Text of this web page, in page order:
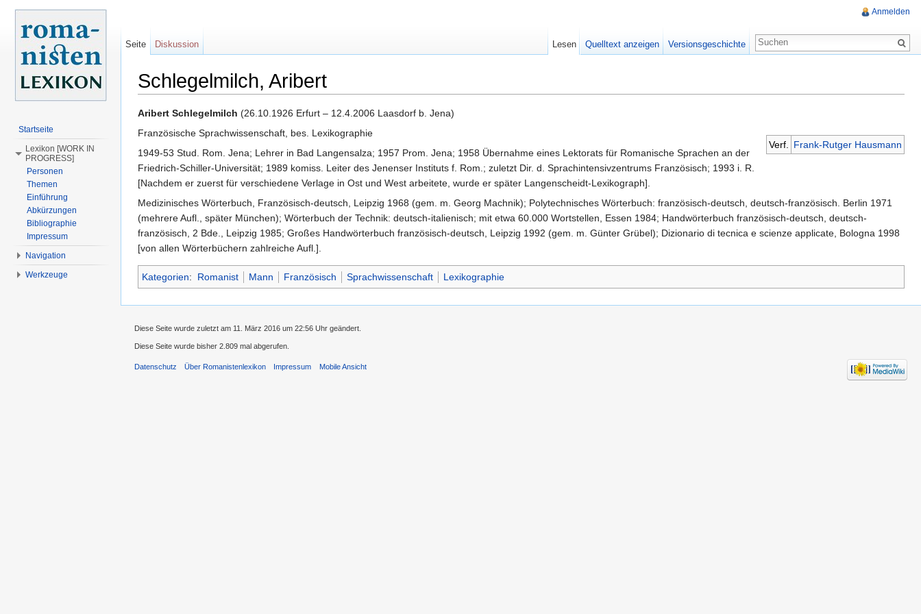
Schlegelmilch, Aribert
Aribert Schlegelmilch (26.10.1926 Erfurt – 12.4.2006 Laasdorf b. Jena)
Verf. Frank-Rutger Hausmann
Französische Sprachwissenschaft, bes. Lexikographie
1949-53 Stud. Rom. Jena; Lehrer in Bad Langensalza; 1957 Prom. Jena; 1958 Übernahme eines Lektorats für Romanische Sprachen an der
Friedrich-Schiller-Universität; 1989 komiss. Leiter des Jenenser Instituts f. Rom.; zuletzt Dir. d. Sprachintensivzentrums Französisch; 1993 i. R.
[Nachdem er zuerst für verschiedene Verlage in Ost und West arbeitete, wurde er später Langenscheidt-Lexikograph].
Medizinisches Wörterbuch, Französisch-deutsch, Leipzig 1968 (gem. m. Georg Machnik); Polytechnisches Wörterbuch: französisch-deutsch, deutsch-französisch. Berlin 1971
(mehrere Aufl., später München); Wörterbuch der Technik: deutsch-italienisch; mit etwa 60.000 Wortstellen, Essen 1984; Handwörterbuch französisch-deutsch, deutsch-
französisch, 2 Bde., Leipzig 1985; Großes Handwörterbuch französisch-deutsch, Leipzig 1992 (gem. m. Günter Grübel); Dizionario di tecnica e scienze applicate, Bologna 1998
[von allen Wörterbüchern zahlreiche Aufl.].
Kategorien: Romanist Mann Französisch Sprachwissenschaft Lexikographie
Anmelden
Seite Diskussion Lesen Quelltext anzeigen Versionsgeschichte
Startseite
Lexikon [WORK IN
PROGRESS]
Personen
Themen
Einführung
Abkürzungen
Bibliographie
Impressum
Navigation
Werkzeuge
Diese Seite wurde zuletzt am 11. März 2016 um 22:56 Uhr geändert.
Diese Seite wurde bisher 2.809 mal abgerufen.
Datenschutz Über Romanistenlexikon Impressum Mobile Ansicht